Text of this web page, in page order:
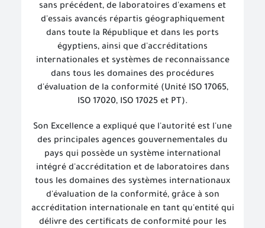
sans précédent, de laboratoires d'examens et
d'essais avancés répartis géographiquement
dans toute la République et dans les ports
égyptiens, ainsi que d'accréditations
internationales et systèmes de reconnaissance
dans tous les domaines des procédures
d'évaluation de la conformité (Unité ISO 17065,
ISO 17020, ISO 17025 et PT).
Son Excellence a expliqué que l'autorité est l'une
des principales agences gouvernementales du
pays qui possède un système international
intégré d'accréditation et de laboratoires dans
tous les domaines des systèmes internationaux
d'évaluation de la conformité, grâce à son
accréditation internationale en tant qu'entité qui
délivre des certificats de conformité pour les